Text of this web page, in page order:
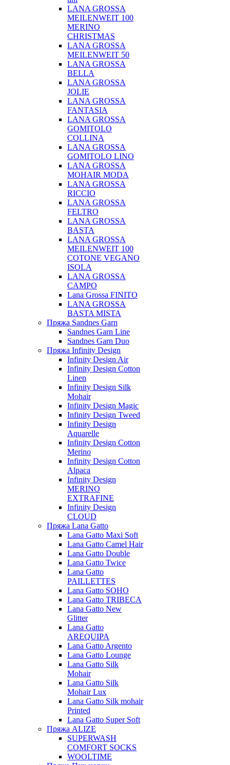
LANA GROSSA
MEILENWEIT 100
MERINO
CHRISTMAS
LANA GROSSA
MEILENWEIT 50
LANA GROSSA
BELLA
LANA GROSSA
JOLIE
LANA GROSSA
FANTASIA
LANA GROSSA
GOMITOLO
COLLINA
LANA GROSSA
GOMITOLO LINO
LANA GROSSA
MOHAIR MODA
LANA GROSSA
RICCIO
LANA GROSSA
FELTRO
LANA GROSSA
BASTA
LANA GROSSA
MEILENWEIT 100
COTONE VEGANO
ISOLA
LANA GROSSA
CAMPO
Lana Grossa FINITO
LANA GROSSA
BASTA MISTA
Пряжа Sandnes Garn
Sandnes Garn Line
Sandnes Garn Duo
Пряжа Infinity Design
Infinity Design Air
Infinity Design Cotton
Linen
Infinity Design Silk
Mohair
Infinity Design Magic
Infinity Design Tweed
Infinity Design
Aquarelle
Infinity Design Cotton
Merino
Infinity Design Cotton
Alpaca
Infinity Design
MERINO
EXTRAFINE
Infinity Design
CLOUD
Пряжа Lana Gatto
Lana Gatto Maxi Soft
Lana Gatto Camel Hair
Lana Gatto Double
Lana Gatto Twice
Lana Gatto
PAILLETTES
Lana Gatto SOHO
Lana Gatto TRIBECA
Lana Gatto New
Glitter
Lana Gatto
AREQUIPA
Lana Gatto Argento
Lana Gatto Lounge
Lana Gatto Silk
Mohair
Lana Gatto Silk
Mohair Lux
Lana Gatto Silk mohair
Printed
Lana Gatto Super Soft
Пряжа ALIZE
SUPERWASH
COMFORT SOCKS
WOOLTIME